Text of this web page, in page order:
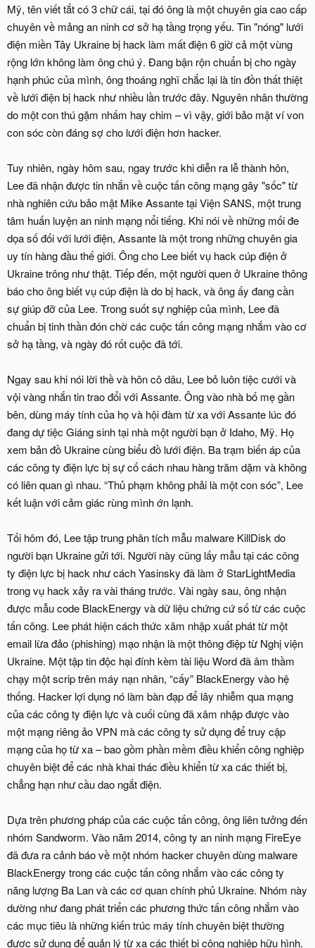
Mỹ, tên viết tắt có 3 chữ cái, tại đó ông là một chuyên gia cao cấp
chuyên về mảng an ninh cơ sở hạ tầng trọng yếu. Tin "nóng" lưới
điện miền Tây Ukraine bị hack làm mất điện 6 giờ cả một vùng
rộng lớn không làm ông chú ý. Đang bận rộn chuẩn bị cho ngày
hạnh phúc của mình, ông thoáng nghĩ chắc lại là tin đồn thất thiệt
về lưới điện bị hack như nhiều lần trước đây. Nguyên nhân thường
do một con thú gặm nhấm hay chim – vì vậy, giới bảo mật ví von
con sóc còn đáng sợ cho lưới điện hơn hacker.
Tuy nhiên, ngày hôm sau, ngay trước khi diễn ra lễ thành hôn,
Lee đã nhận được tin nhắn về cuộc tấn công mạng gây "sốc" từ
nhà nghiên cứu bảo mật Mike Assante tại Viện SANS, một trung
tâm huấn luyện an ninh mạng nổi tiếng. Khi nói về những mối đe
dọa số đối với lưới điện, Assante là một trong những chuyên gia
uy tín hàng đầu thế giới. Ông cho Lee biết vụ hack cúp điện ở
Ukraine trông như thật. Tiếp đến, một người quen ở Ukraine thông
báo cho ông biết vụ cúp điện là do bị hack, và ông ấy đang cần
sự giúp đỡ của Lee. Trong suốt sự nghiệp của mình, Lee đã
chuẩn bị tinh thần đón chờ các cuộc tấn công mạng nhắm vào cơ
sở hạ tầng, và ngày đó rốt cuộc đã tới.
Ngay sau khi nói lời thề và hôn cô dâu, Lee bỏ luôn tiệc cưới và
vội vàng nhắn tin trao đổi với Assante. Ông vào nhà bố mẹ gần
bên, dùng máy tính của họ và hội đàm từ xa với Assante lúc đó
đang dự tiệc Giáng sinh tại nhà một người bạn ở Idaho, Mỹ. Họ
xem bản đồ Ukraine cùng biểu đồ lưới điện. Ba trạm biến áp của
các công ty điện lực bị sự cố cách nhau hàng trăm dặm và không
có liên quan gì nhau. “Thủ phạm không phải là một con sóc”, Lee
kết luận với cảm giác rùng mình ớn lạnh.
Tối hôm đó, Lee tập trung phân tích mẫu malware KillDisk do
người bạn Ukraine gửi tới. Người này cũng lấy mẫu tại các công
ty điện lực bị hack như cách Yasinsky đã làm ở StarLightMedia
trong vụ hack xảy ra vài tháng trước. Vài ngày sau, ông nhận
được mẫu code BlackEnergy và dữ liệu chứng cứ số từ các cuộc
tấn công. Lee phát hiện cách thức xâm nhập xuất phát từ một
email lừa đảo (phishing) mạo nhận là một thông điệp từ Nghị viện
Ukraine. Một tập tin độc hại đính kèm tài liệu Word đã âm thầm
chạy một scrip trên máy nạn nhân, “cấy” BlackEnergy vào hệ
thống. Hacker lợi dụng nó làm bàn đạp để lây nhiễm qua mạng
của các công ty điện lực và cuối cùng đã xâm nhập được vào
một mạng riêng ảo VPN mà các công ty sử dụng để truy cập
mạng của họ từ xa – bao gồm phần mềm điều khiển công nghiệp
chuyên biệt để các nhà khai thác điều khiển từ xa các thiết bị,
chẳng hạn như cầu dao ngắt điện.
Dựa trên phương pháp của các cuộc tấn công, ông liên tưởng đến
nhóm Sandworm. Vào năm 2014, công ty an ninh mạng FireEye
đã đưa ra cảnh báo về một nhóm hacker chuyên dùng malware
BlackEnergy trong các cuộc tấn công nhắm vào các công ty
năng lượng Ba Lan và các cơ quan chính phủ Ukraine. Nhóm này
dường như đang phát triển các phương thức tấn công nhắm vào
các mục tiêu là những kiến trúc máy tính chuyên biệt thường
được sử dụng để quản lý từ xa các thiết bị công nghiệp hữu hình.